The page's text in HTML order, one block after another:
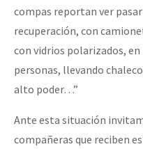
compas reportan ver
recuperación, con
con vidrios polarizados,
personas, llevando
alto poder…”
Ante esta situación
compañeras que reciben